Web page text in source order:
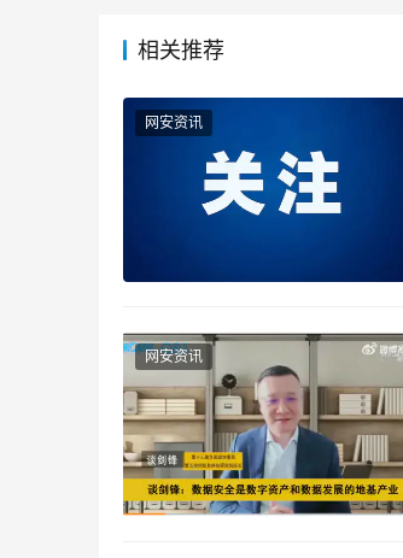
相关推荐
网安资讯
网安资讯